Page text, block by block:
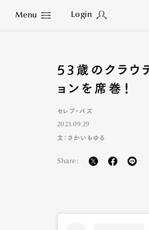
Menu Login
Close
53歳のクラウ
ョンを席巻！
セレブ・バズ
2023.09.29
文：さかいもゆる
Share: